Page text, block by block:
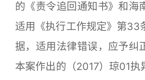
的《责令追回通知书》和海
适用《执行工作规定》第33
据，适用法律错误，应予纠
本案作出的（2017）琼01